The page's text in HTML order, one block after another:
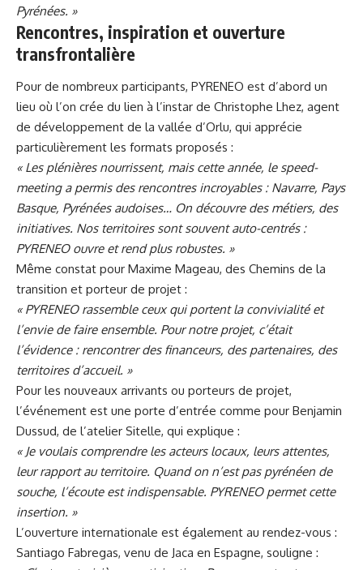
Pyrénées. »
Rencontres, inspiration et ouverture
transfrontalière
Pour de nombreux participants, PYRENEO est d’abord un
lieu où l’on crée du lien à l’instar de Christophe Lhez, agent
de développement de la vallée d’Orlu, qui apprécie
particulièrement les formats proposés :
« Les plénières nourrissent, mais cette année, le speed-
meeting a permis des rencontres incroyables : Navarre, Pays
Basque, Pyrénées audoises… On découvre des métiers, des
initiatives. Nos territoires sont souvent auto-centrés :
PYRENEO ouvre et rend plus robustes. »
Même constat pour Maxime Mageau, des Chemins de la
transition et porteur de projet :
« PYRENEO rassemble ceux qui portent la convivialité et
l’envie de faire ensemble. Pour notre projet, c’était
l’évidence : rencontrer des financeurs, des partenaires, des
territoires d’accueil. »
Pour les nouveaux arrivants ou porteurs de projet,
l’événement est une porte d’entrée comme pour Benjamin
Dussud, de l’atelier Sitelle, qui explique :
« Je voulais comprendre les acteurs locaux, leurs attentes,
leur rapport au territoire. Quand on n’est pas pyrénéen de
souche, l’écoute est indispensable. PYRENEO permet cette
insertion. »
L’ouverture internationale est également au rendez-vous :
Santiago Fabregas, venu de Jaca en Espagne, souligne :